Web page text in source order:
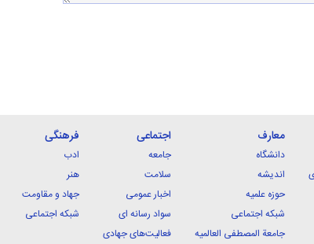
معارف
دانشگاه
اندیشه
حوزه علمیه
شبکه اجتماعی
جامعة المصطفی العالمیه
اجتماعی
جامعه
سلامت
اخبار عمومی
سواد رسانه ای
فعالیت‌های جهادی
فرهنگی
ادب
هنر
جهاد و مقاومت
شبکه اجتماعی